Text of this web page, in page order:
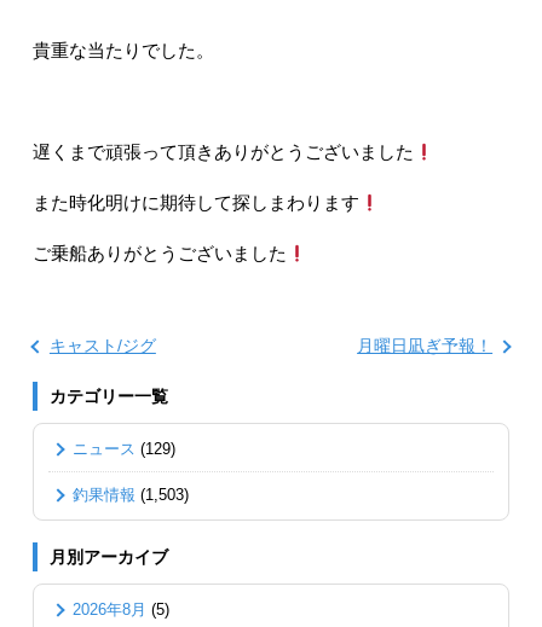
貴重な当たりでした。
遅くまで頑張って頂きありがとうございました
また時化明けに期待して探しまわります
ご乗船ありがとうございました
キャスト/ジグ 月曜日凪ぎ予報！
カテゴリー一覧
ニュース (129)
釣果情報 (1,503)
月別アーカイブ
2026年8月 (5)